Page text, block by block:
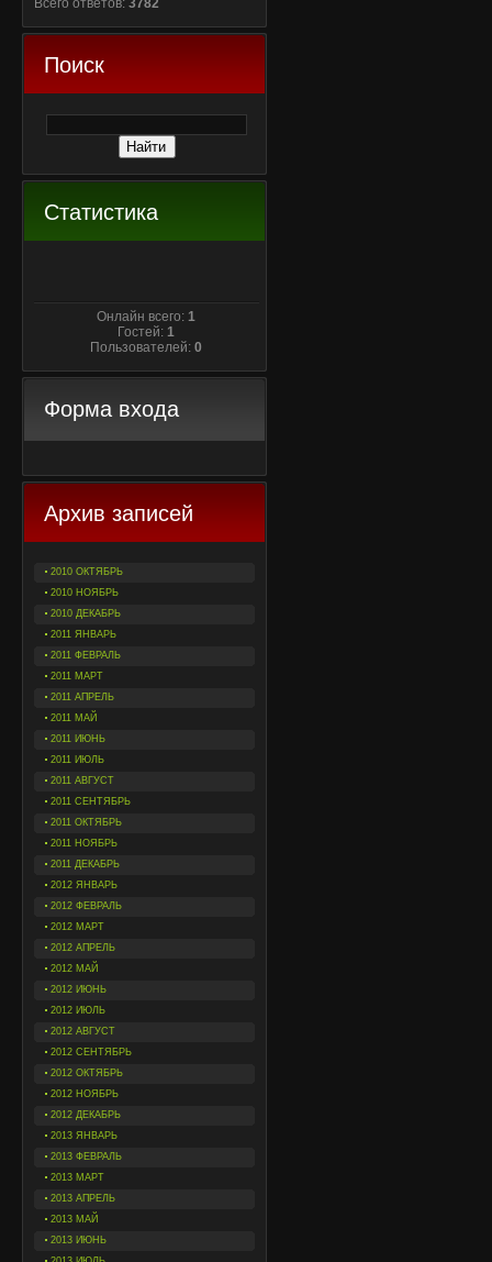
Всего ответов: 3782
Поиск
Статистика
Онлайн всего:1
Гостей:1
Пользователей:0
Форма входа
Архив записей
2010 ОКТЯБРЬ
2010 НОЯБРЬ
2010 ДЕКАБРЬ
2011 ЯНВАРЬ
2011 ФЕВРАЛЬ
2011 МАРТ
2011 АПРЕЛЬ
2011 МАЙ
2011 ИЮНЬ
2011 ИЮЛЬ
2011 АВГУСТ
2011 СЕНТЯБРЬ
2011 ОКТЯБРЬ
2011 НОЯБРЬ
2011 ДЕКАБРЬ
2012 ЯНВАРЬ
2012 ФЕВРАЛЬ
2012 МАРТ
2012 АПРЕЛЬ
2012 МАЙ
2012 ИЮНЬ
2012 ИЮЛЬ
2012 АВГУСТ
2012 СЕНТЯБРЬ
2012 ОКТЯБРЬ
2012 НОЯБРЬ
2012 ДЕКАБРЬ
2013 ЯНВАРЬ
2013 ФЕВРАЛЬ
2013 МАРТ
2013 АПРЕЛЬ
2013 МАЙ
2013 ИЮНЬ